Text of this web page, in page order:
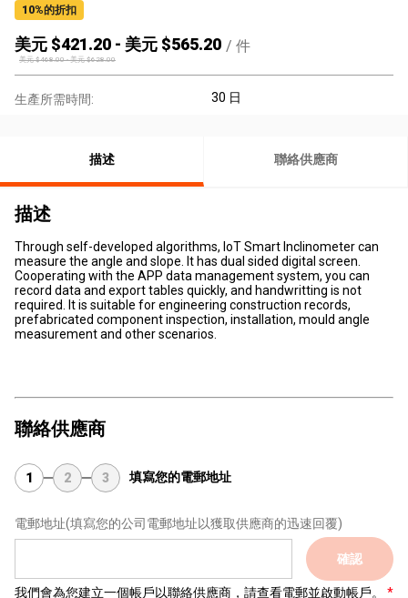
10%的折扣
美元 $421.20 - 美元 $565.20 / 件
美元 $468.00-美元 $628.00
生產所需時間: 30 日
描述 聯絡供應商
描述
Through self-developed algorithms, IoT Smart Inclinometer can
measure the angle and slope. It has dual sided digital screen.
Cooperating with the APP data management system, you can
record data and export tables quickly, and handwritting is not
required. It is suitable for engineering construction records,
prefabricated component inspection, installation, mould angle
measurement and other scenarios.
聯絡供應商
1 2 3 填寫您的電郵地址
電郵地址(填寫您的公司電郵地址以獲取供應商的迅速回覆)
確認
我們會為您建立一個帳戶以聯絡供應商，請查看電郵並啟動帳戶。